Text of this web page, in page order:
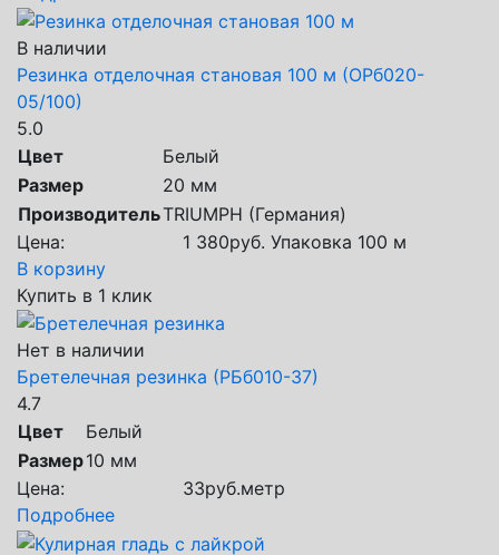
В наличии
Резинка отделочная становая 100 м (ОРб020-
05/100)
5.0
Цвет
Белый
Размер
20 мм
ПроизводительTRIUMPH (Германия)
Цена:
1 380руб. Упаковка 100 м
В корзину
Купить в 1 клик
Нет в наличии
Бретелечная резинка (РБб010-37)
4.7
Цвет
Белый
Размер10 мм
Цена:
33руб.метр
Подробнее